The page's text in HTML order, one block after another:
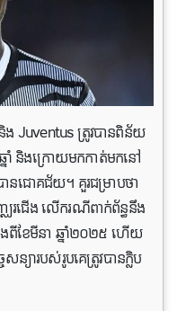
ង Juventus ត្រូវបានពិន័យ
ាំ និងក្រោយមកកាត់មកនៅ
នជោគជ័យ។ គួរជម្រាបថា
ឈរជើង លើករណីពាក់ព័ន្ធនឹង
ពីខែមីនា ឆ្នាំ២០២៥ ហើយ
ន្យារបស់រូបគេត្រូវបានក្លិប